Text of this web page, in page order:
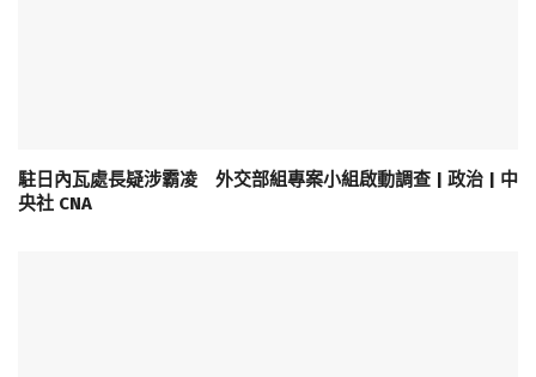
駐日內瓦處長疑涉霸凌 外交部組專案小組啟動調查 | 政治 | 中
央社 CNA